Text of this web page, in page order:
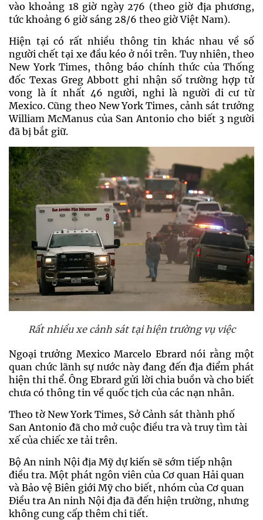
vào khoảng 18 giờ ngày 276 (theo giờ địa phương,
tức khoảng 6 giờ sáng 28/6 theo giờ Việt Nam).
Hiện tại có rất nhiều thông tin khác nhau về số
người chết tại xe đầu kéo ở nói trên. Tuy nhiên, theo
New York Times, thông báo chính thức của Thống
đốc Texas Greg Abbott ghi nhận số trường hợp tử
vong là ít nhất 46 người, nghi là người di cư từ
Mexico. Cũng theo New York Times, cảnh sát trưởng
William McManus của San Antonio cho biết 3 người
đã bị bắt giữ.
Rất nhiều xe cảnh sát tại hiện trường vụ việc
Ngoại trưởng Mexico Marcelo Ebrard nói rằng một
quan chức lãnh sự nước này đang đến địa điểm phát
hiện thi thể. Ông Ebrard gửi lời chia buồn và cho biết
chưa có thông tin về quốc tịch của các nạn nhân.
Theo tờ New York Times, Sở Cảnh sát thành phố
San Antonio đã cho mở cuộc điều tra và truy tìm tài
xế của chiếc xe tải trên.
Bộ An ninh Nội địa Mỹ dự kiến sẽ sớm tiếp nhận
điều tra. Một phát ngôn viên của Cơ quan Hải quan
và Bảo vệ Biên giới Mỹ cho biết, nhóm của Cơ quan
Điều tra An ninh Nội địa đã đến hiện trường, nhưng
không cung cấp thêm chi tiết.